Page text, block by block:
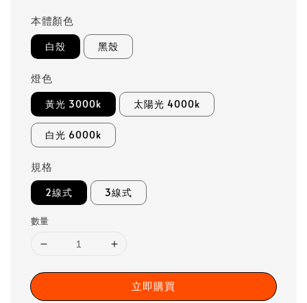
本體顏色
白殼 黑殼
燈色
黃光 3000k 太陽光 4000k
白光 6000k
規格
2線式 3線式
數量
立即購買